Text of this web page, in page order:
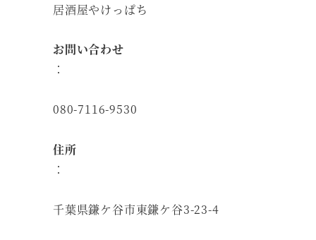
居酒屋やけっぱち
お問い合わせ
：
080-7116-9530
住所
：
千葉県鎌ケ谷市東鎌ケ谷3-23-4